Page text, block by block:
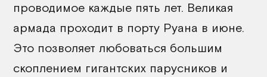
проводимое каждые пять лет. Великая
армада проходит в порту Руана в июне.
Это позволяет любоваться большим
скоплением гигантских парусников и